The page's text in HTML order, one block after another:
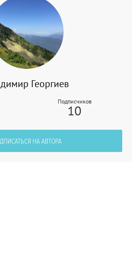
Георгиев
Подписчиков
10
НА АВТОРА